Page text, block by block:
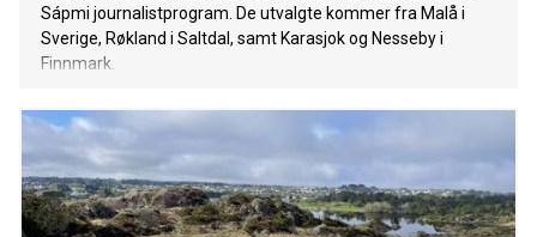
Sápmi journalistprogram. De utvalgte kommer fra Malå i
Sverige, Røkland i Saltdal, samt Karasjok og Nesseby i
Finnmark.